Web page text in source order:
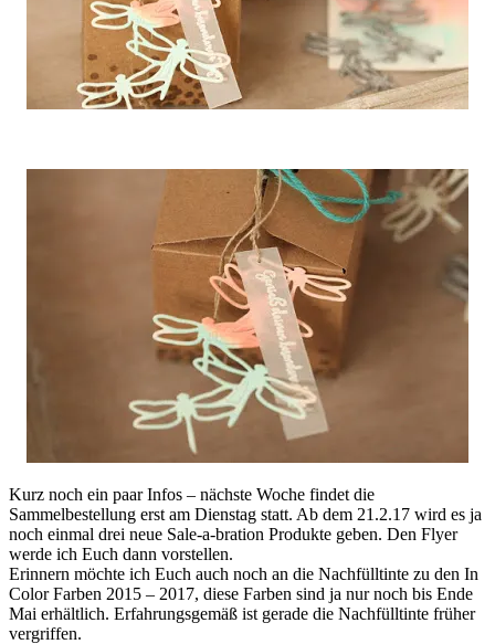
Kurz noch ein paar Infos – nächste Woche findet die
Sammelbestellung erst am Dienstag statt. Ab dem 21.2.17 wird es ja
noch einmal drei neue Sale-a-bration Produkte geben. Den Flyer
werde ich Euch dann vorstellen.
Erinnern möchte ich Euch auch noch an die Nachfülltinte zu den In
Color Farben 2015 – 2017, diese Farben sind ja nur noch bis Ende
Mai erhältlich. Erfahrungsgemäß ist gerade die Nachfülltinte früher
vergriffen.